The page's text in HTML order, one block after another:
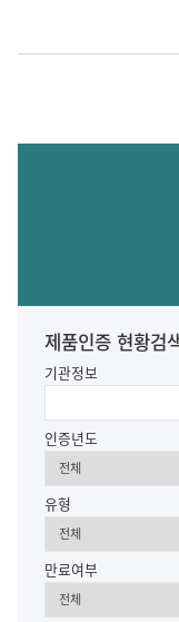
제품인증 현황검
기관정보
인증년도
유형
만료여부